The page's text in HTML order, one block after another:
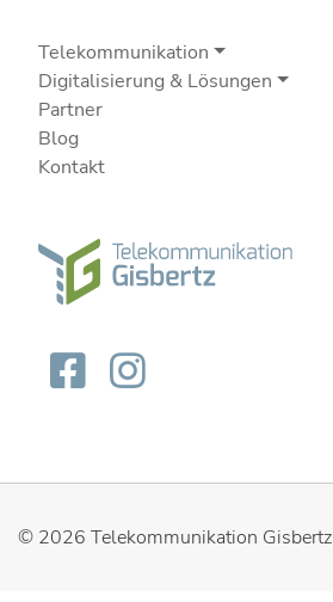
Telekommunikation
Digitalisierung & Lösungen
Partner
Blog
Kontakt
© 2026 Telekommunikation Gisbertz